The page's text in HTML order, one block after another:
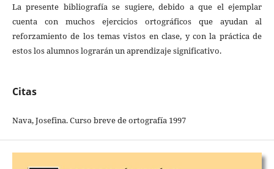
La presente bibliografía se sugiere, debido a que el ejemplar
cuenta con muchos ejercicios ortográficos que ayudan al
reforzamiento de los temas vistos en clase, y con la práctica de
estos los alumnos lograrán un aprendizaje significativo.
Citas
Nava, Josefina. Curso breve de ortografía 1997